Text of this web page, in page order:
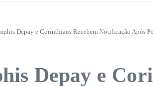
Depay e Corinthians Recebem Notificação Após
Depay e